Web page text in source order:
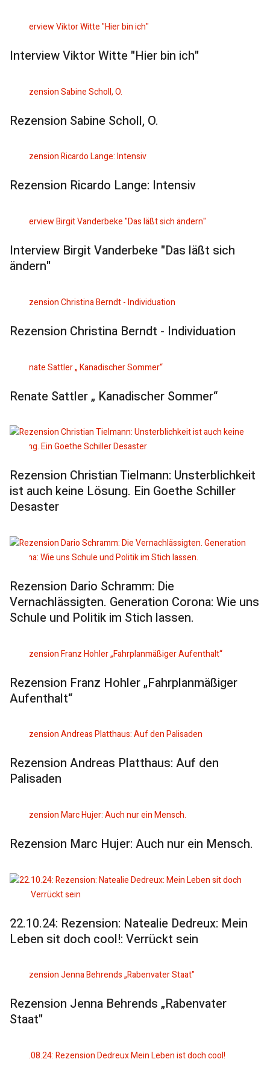
Interview Viktor Witte "Hier bin ich"
Rezension Sabine Scholl, O.
Rezension Ricardo Lange: Intensiv
Interview Birgit Vanderbeke "Das läßt sich
ändern"
Rezension Christina Berndt - Individuation
Renate Sattler „ Kanadischer Sommer“
Rezension Christian Tielmann: Unsterblichkeit
ist auch keine Lösung. Ein Goethe Schiller
Desaster
Rezension Dario Schramm: Die
Vernachlässigten. Generation Corona: Wie uns
Schule und Politik im Stich lassen.
Rezension Franz Hohler „Fahrplanmäßiger
Aufenthalt“
Rezension Andreas Platthaus: Auf den
Palisaden
Rezension Marc Hujer: Auch nur ein Mensch.
22.10.24: Rezension: Natealie Dedreux: Mein
Leben sit doch cool!: Verrückt sein
Rezension Jenna Behrends „Rabenvater
Staat"